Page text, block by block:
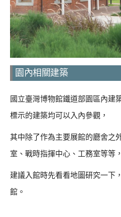
園內相關建築
國立臺灣博物館鐵道部園區內建
標示的建築均可以入內參觀，
其中除了作為主要展館的廳舍之
室、戰時指揮中心、工務室等等，
建議入館時先看看地圖研究一下
館。